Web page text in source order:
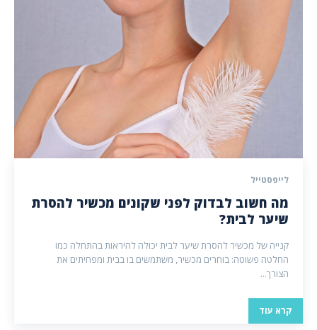
לייפסטייל
מה חשוב לבדוק לפני שקונים מכשיר להסרת
שיער לבית?
קנייה של מכשיר להסרת שיער לבית יכולה להיראות בהתחלה כמו
החלטה פשוטה: בוחרים מכשיר, משתמשים בו בבית ומפחיתים את
הצורך...
קרא עוד